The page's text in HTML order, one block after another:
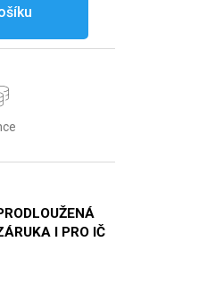
I PRO IČ